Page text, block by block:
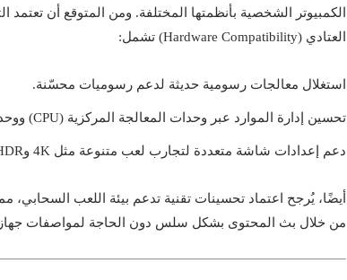
الكمبيوتر الشخصية بأنظمتها المختلفة. ومن المتوقع أن تعتمد
العتادي (Hardware Compatibility) تشمل:
استغلال معالجات رسومية حديثة لدعم رسوميات محسّنة.
تحسين إدارة الموارد عبر وحدات المعالجة المركزية (CPU) ووحدات معالجة الرسوميات (GPU).
دعم إعدادات شاشة متعددة لتجارب لعب متنوعة مثل 4K وHDR.
من خلال بث المحتوى بشكل سلس دون الحاجة لمواصفات جهاز